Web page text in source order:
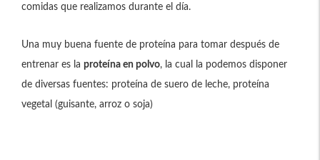
comidas que realizamos durante el día.
Una muy buena fuente de proteína para tomar después de
entrenar es la proteína en polvo, la cual la podemos disponer
de diversas fuentes: proteína de suero de leche, proteína
vegetal (guisante, arroz o soja)